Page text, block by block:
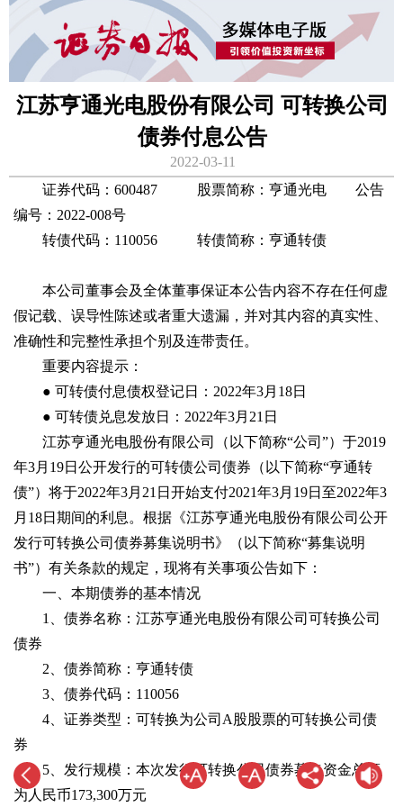
江苏亨通光电股份有限公司 可转换公司
债券付息公告
2022-03-11
证券代码：600487 股票简称：亨通光电 公告
编号：2022-008号
转债代码：110056 转债简称：亨通转债
本公司董事会及全体董事保证本公告内容不存在任何虚
假记载、误导性陈述或者重大遗漏，并对其内容的真实性、
准确性和完整性承担个别及连带责任。
重要内容提示：
● 可转债付息债权登记日：2022年3月18日
● 可转债兑息发放日：2022年3月21日
江苏亨通光电股份有限公司（以下简称“公司”）于2019
年3月19日公开发行的可转债公司债券（以下简称“亨通转
债”）将于2022年3月21日开始支付2021年3月19日至2022年3
月18日期间的利息。根据《江苏亨通光电股份有限公司公开
发行可转换公司债券募集说明书》（以下简称“募集说明
书”）有关条款的规定，现将有关事项公告如下：
一、本期债券的基本情况
1、债券名称：江苏亨通光电股份有限公司可转换公司
债券
2、债券简称：亨通转债
3、债券代码：110056
4、证券类型：可转换为公司A股股票的可转换公司债
券
5、发行规模：本次发行可转换公司债券募集资金总额
为人民币173,300万元